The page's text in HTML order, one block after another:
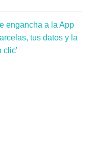
engancha a la App
tus datos y la
clic'